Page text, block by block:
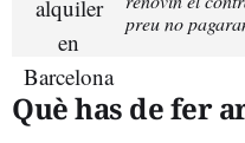
preu no
Què has de fer